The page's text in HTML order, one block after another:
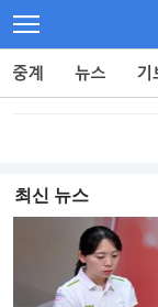
최신 뉴스